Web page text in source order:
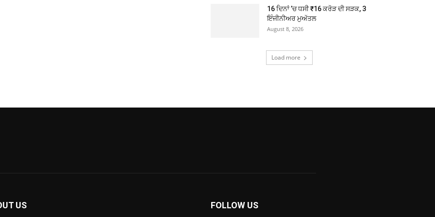
16 ਦਿਨਾਂ ’ਚ ਧਸੀ ₹16 ਕਰੋੜ ਦੀ ਸੜਕ, 3
ਇੰਜੀਨੀਅਰ ਮੁਅੱਤਲ
August 8, 2026
Load more
US FOLLOW US